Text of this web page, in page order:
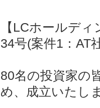
【LCホールデ
34号(案件1：AT
80名の投資家の
め、成立いたし